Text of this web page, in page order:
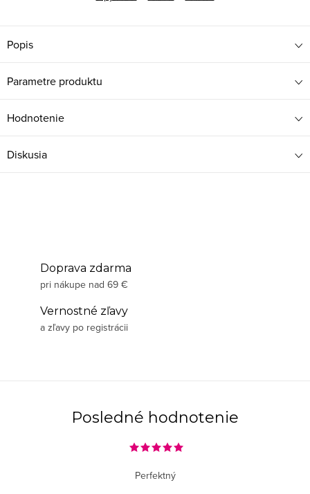
Popis
Parametre produktu
Hodnotenie
Diskusia
Doprava zdarma
pri nákupe nad 69 €
Vernostné zľavy
a zľavy po registrácii
Posledné hodnotenie
Perfektný